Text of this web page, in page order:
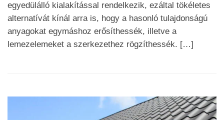
egyedülálló kialakítással rendelkezik, ezáltal tökéletes
alternatívát kínál arra is, hogy a hasonló tulajdonságú
anyagokat egymáshoz erősíthessék, illetve a
lemezelemeket a szerkezethez rögzíthessék. […]